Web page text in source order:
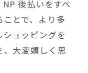
後払いをすべ
とで、より多
ョッピングを
、大変嬉しく思